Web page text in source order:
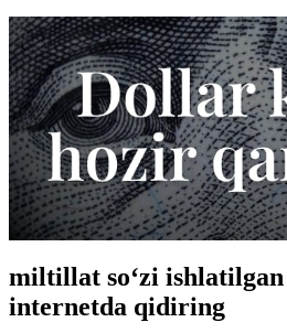
miltillat so‘zi
internetda qidiring